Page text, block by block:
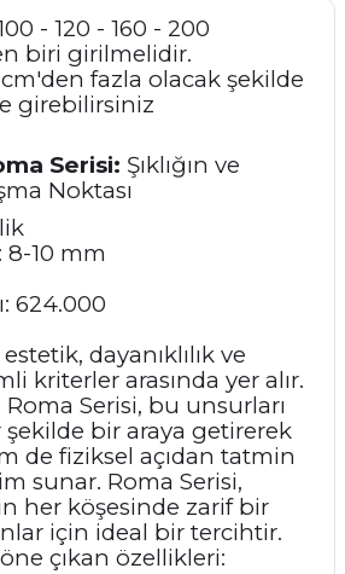
- 120 - 160 - 200
biri girilmelidir.
fazla olacak şekilde
girebilirsiniz
Serisi: Şıklığın ve
Noktası
8-10 mm
624.000
dayanıklılık ve
kriterler arasında yer alır.
Roma Serisi, bu unsurları
bir araya getirerek
de fiziksel açıdan tatmin
sunar. Roma Serisi,
her köşesinde zarif bir
için ideal bir tercihtir.
çıkan özellikleri: